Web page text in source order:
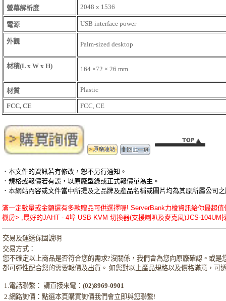
螢幕解析度 2048 x 1536
電源 USB interface power
外觀 Palm-sized desktop
材積(L x W x H) 164 ×72 × 26 mm
材質 Plastic
FCC, CE FCC, CE
．本文件的資訊若有修改，恕不另行通知。
．規格或報價若有誤，以原廠型錄或正式報價單為主。
．本網站內容或文件當中所提及之品牌及產品名稱或圖片均為其原所屬公司
滿一定數量或金額還有多款贈品可供選擇喔! ServerBank力梭資訊給你最超
機房> ,最好的JAHT - 4埠 USB KVM 切換器(支援喇叭及麥克風)JCS-104UM
交易及運送保固說明
交易方式：
您不確定以上商品是否符合您的需求?沒關係，我們會為您向原廠確認。或
都可彈性配合您的需要報價及出貨。 如您對以上產品規格以及價格滿意，可
1.電話聯繫： 請直接來電：(02)8969-0901
2.網路詢價：點選本頁購買詢價我們會立即與您聯繫!